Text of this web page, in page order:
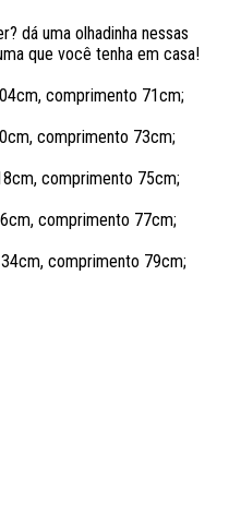
dá uma olhadinha nessas
que você tenha em casa!
comprimento 71cm;
comprimento 73cm;
comprimento 75cm;
comprimento 77cm;
comprimento 79cm;